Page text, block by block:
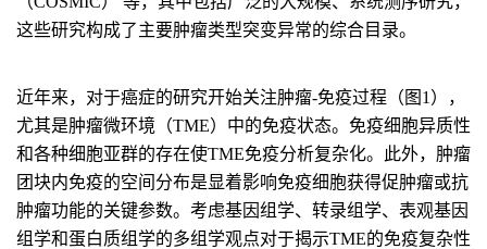
这些研究构成了主要肿瘤类型突变异常的综合目录。
近年来，对于癌症的研究开始关注肿瘤-免疫过程（图1），
尤其是肿瘤微环境（TME）中的免疫状态。免疫细胞异质性
和各种细胞亚群的存在使TME免疫分析复杂化。此外，肿瘤
团块内免疫的空间分布是显着影响免疫细胞获得促肿瘤或抗
肿瘤功能的关键参数。考虑基因组学、转录组学、表观基因
组学和蛋白质组学的多组学观点对于揭示TME的免疫复杂性